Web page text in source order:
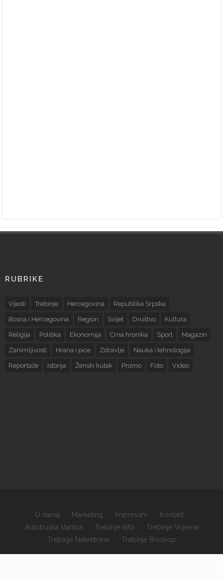
×
RUBRIKE
Vijesti Trebinje Hercegovina Republika Srpska
Bosna i Hercegovina Region Svijet Društvo Kultura
Religija Politika Ekonomija Crna hronika Sport Magazin
Zanimljivosti Hrana i piće Zdravlje Nauka i tehnologija
Reportaže Istorija Ženski kutak Promo Foto Video
O nama Marketing Impresum
Kontakt
Autobuska stanica
Trebinje Info
Trebinje Vrijeme
Trebinje Nekretnine
Trebinje Bioskop